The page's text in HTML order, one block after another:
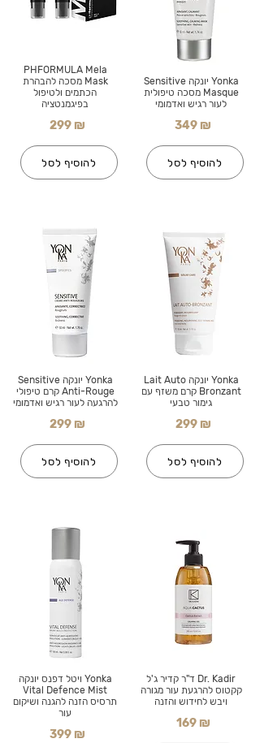
PHFORMULA Mela
Mask מסכה להבהרת
הכתמים ולטיפול
בפיגמנטציה
299 ₪
להוסיף לסל
Yonka יונקה Sensitive
Anti-Rouge קרם טיפולי
להרגעה לעור רגיש ואדמומי
299 ₪
להוסיף לסל
Yonka ויטל דפנס יונקה
Vital Defence Mist
תרסיס הזנה להגנה ושיקום
עור
399 ₪
Yonka יונקה Sensitive
Masque מסכה טיפולית
לעור רגיש ואדמומי
349 ₪
להוסיף לסל
Yonka יונקה Lait Auto
Bronzant קרם משזף עם
גימור טבעי
299 ₪
להוסיף לסל
Dr. Kadir ד"ר קדיר ג'ל
קקטוס להרגעת עור מגורה
ויבש לחידוש והזנה
169 ₪